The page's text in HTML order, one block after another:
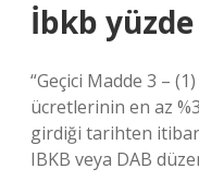
İbkb yüzde
“Geçici Madde 3 –
ücretlerinin en az
girdiği tarihten
IBKB veya DAB